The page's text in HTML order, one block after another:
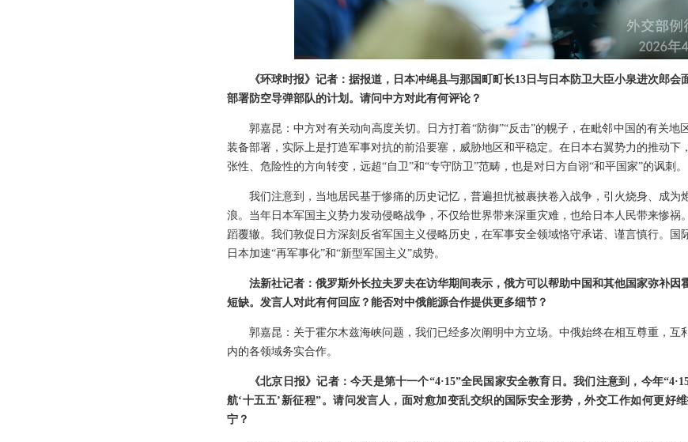
《环球时报》记者：据报道，日本冲绳县与那国町町长13日与日本防卫大臣小泉进次郎
部署防空导弹部队的计划。请问中方对此有何评论？
郭嘉昆：中方对有关动向高度关切。日方打着“防御”“反击”的幌子，在毗邻中国的有关地
装备部署，实际上是打造军事对抗的前沿要塞，威胁地区和平稳定。在日本右翼势力的推动下
张性、危险性的方向转变，远超“自卫”和“专守防卫”范畴，也是对日方自诩“和平国家”的讽刺。
我们注意到，当地居民基于惨痛的历史记忆，普遍担忧被裹挟卷入战争，引火烧身、成为
浪。当年日本军国主义势力发动侵略战争，不仅给世界带来深重灾难，也给日本人民带来惨祸
蹈覆辙。我们敦促日方深刻反省军国主义侵略历史，在军事安全领域恪守承诺、谨言慎行。国
日本加速“再军事化”和“新型军国主义”成势。
法新社记者：俄罗斯外长拉夫罗夫在访华期间表示，俄方可以帮助中国和其他国家弥补因
短缺。发言人对此有何回应？能否对中俄能源合作提供更多细节？
郭嘉昆：关于霍尔木兹海峡问题，我们已经多次阐明中方立场。中俄始终在相互尊重，互
内的各领域务实合作。
《北京日报》记者：今天是第十一个“4·15”全民国家安全教育日。我们注意到，今年
航‘十五五’新征程”。请问发言人，面对愈加变乱交织的国际安全形势，外交工作如何更好
宁？